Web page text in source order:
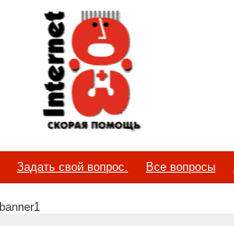
Internet
Скорая помощь
Задать свой вопрос. Все вопросы
banner1